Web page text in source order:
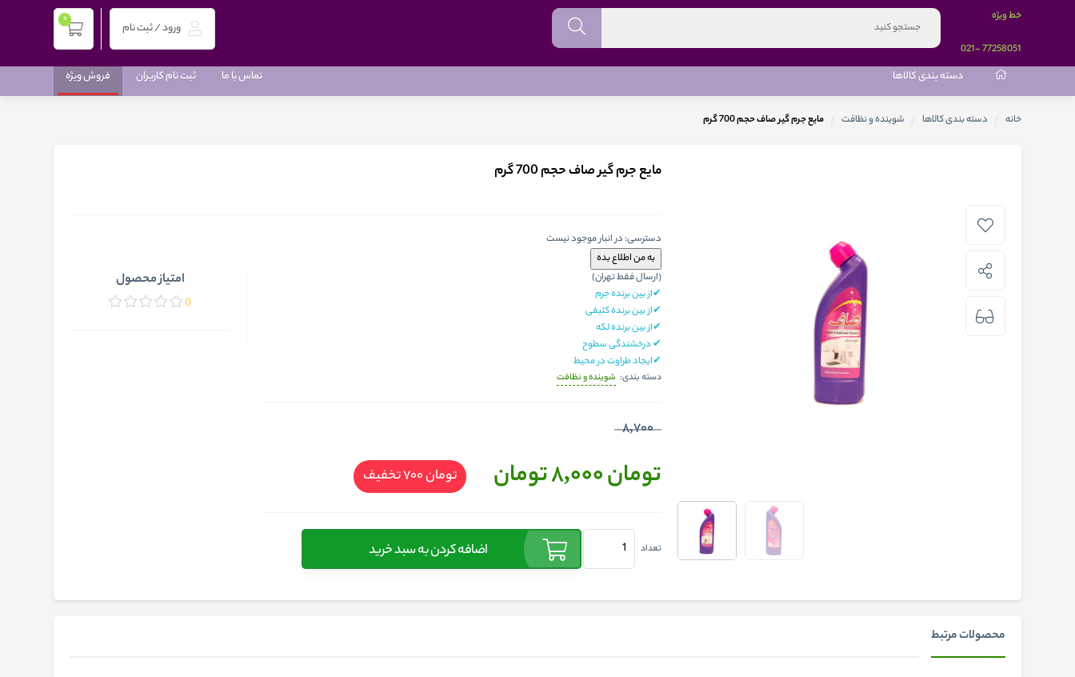
خط ویژه
77258051
-021
ورود / ثبت نام
0
دسته بندی کالاها تماس با ما ثبت نام کاربران فروش ویژه
خانه دسته بندی کالاها شوینده و نظافت مایع جرم گیر صاف حجم 700 گرم
مایع جرم گیر صاف حجم 700 گرم
دسترسی: در انبار موجود نیست
(ارسال فقط تهران)
✔از بین برنده جرم
✔از بین برنده کثیفی
✔از بین برنده لکه
✔ درخشندگی سطوح
✔ایجاد طراوت در محیط
دسته بندی: شوینده و نظافت
8,700
تومان 8,000 تومان تومان 700 تخفیف
تعداد اضافه کردن به سبد خرید
امتیاز محصول
0
محصولات مرتبط